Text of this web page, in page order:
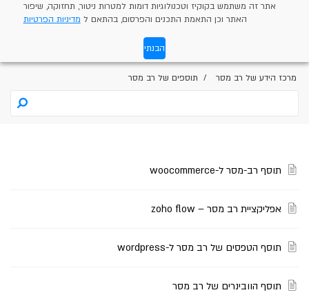
אתר זה משתמש בקוקיז וטכנולוגיות דומות למטרות ניטור, תחזוקה, שיפור
האתר וכן התאמת התכנים והפרסום, בהתאם ל מדיניות הפרטיות
הבנתי
מרכז הידע של רב מסר תוספים של רב מסר
תוסף רב-מסר ל-woocommerce
אפליקציית רב מסר – zoho flow
תוסף הטפסים של רב מסר ל-wordpress
תוסף הוובינרים של רב מסר